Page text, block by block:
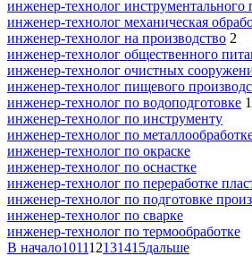
инженер-технолог инструментального
инженер-технолог механическая
инженер-технолог на производство 2
инженер-технолог общественного
инженер-технолог очистных
инженер-технолог пищевого
инженер-технолог по водоподготовке 1
инженер-технолог по инструменту
инженер-технолог по
инженер-технолог по окраске
инженер-технолог по оснастке
инженер-технолог по переработке
инженер-технолог по подготовке
инженер-технолог по сварке
инженер-технолог по термообработке
В начало101112131415дальше